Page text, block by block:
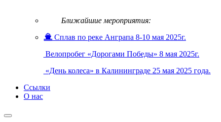
Ближайшие мероприятия:
Сплав по реке Анграпа 8-10 мая 2025г.
Велопробег «Дорогами Победы» 8 мая 2025г.
«День колеса» в Калининграде 25 мая 2025 года.
Ссылки
О нас